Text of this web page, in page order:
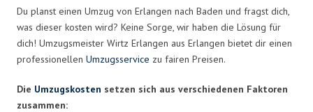
Du planst einen Umzug von Erlangen nach Baden und fragst dich,
was dieser kosten wird? Keine Sorge, wir haben die Lösung für
dich! Umzugsmeister Wirtz Erlangen aus Erlangen bietet dir einen
professionellen Umzugsservice zu fairen Preisen.
Die Umzugskosten setzen sich aus verschiedenen Faktoren
zusammen: